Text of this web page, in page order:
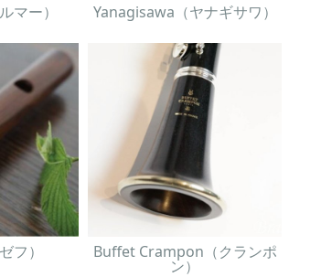
マー） Yanagisawa（ヤナギサワ）
フ） Buffet Crampon（クランポ
ン）